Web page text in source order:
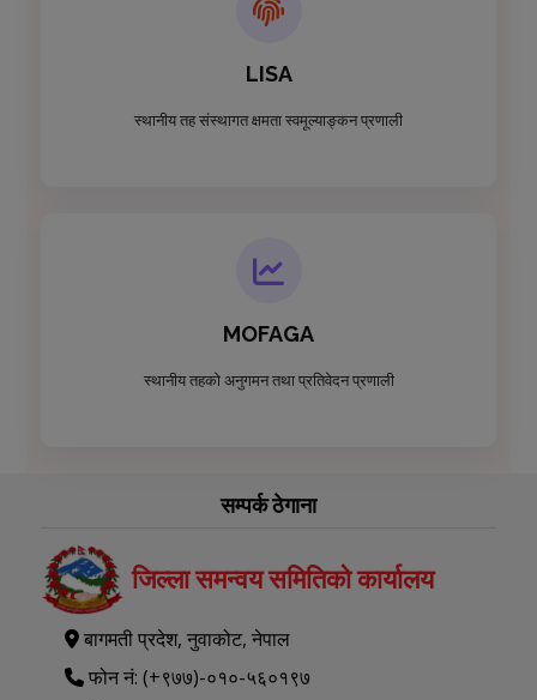
LISA
स्थानीय तह संस्थागत क्षमता स्वमूल्याङ्कन प्रणाली
MOFAGA
स्थानीय तहको अनुगमन तथा प्रतिवेदन प्रणाली
सम्पर्क ठेगाना
जिल्ला समन्वय समितिको कार्यालय
बागमती प्रदेश, नुवाकोट, नेपाल
फोन नं: (+९७७)-०१०-५६०१९७